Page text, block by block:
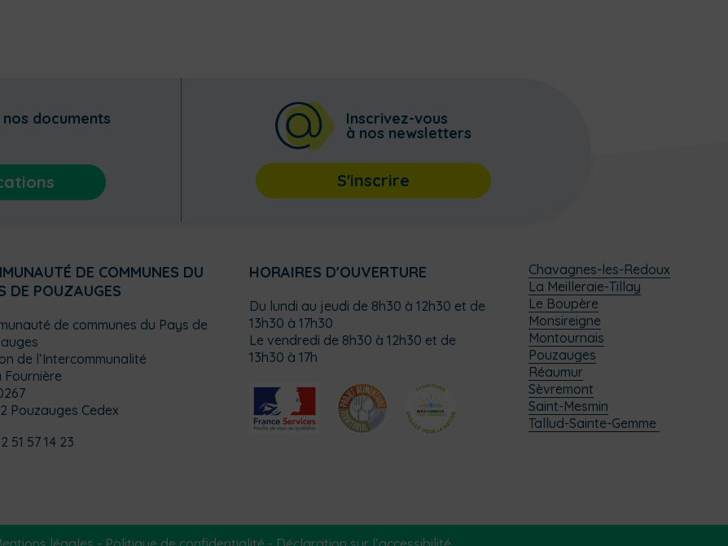
documents Inscrivez-vous
à nos newsletters
S'inscrire
DE COMMUNES DU
DE POUZAUGES
de communes du Pays de
de l’Intercommunalité
Fournière
Pouzauges Cedex
51 57 14 23
HORAIRES D'OUVERTURE
Du lundi au jeudi de 8h30 à 12h30 et de
13h30 à 17h30
Le vendredi de 8h30 à 12h30 et de
13h30 à 17h
Chavagnes-les-Redoux
La Meilleraie-Tillay
Le Boupère
Monsireigne
Montournais
Pouzauges
Réaumur
Sèvremont
Saint-Mesmin
Tallud-Sainte-Gemme